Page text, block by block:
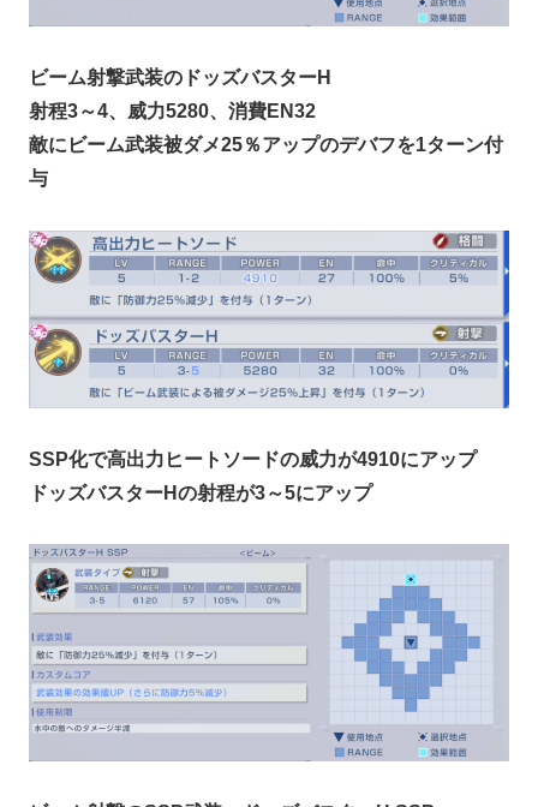
ビーム射撃武装のドッズバスターH
射程3～4、威力5280、消費EN32
敵にビーム武装被ダメ25％アップのデバフを1ターン付
与
SSP化で高出力ヒートソードの威力が4910にアップ
ドッズバスターHの射程が3～5にアップ